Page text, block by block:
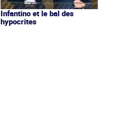
Infantino et le bal des
hypocrites